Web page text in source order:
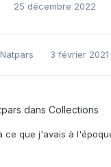
25 décembre 2022
3 février 2021
dans Collections
que j'avais à